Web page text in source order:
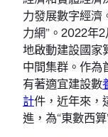
力發展數字經濟
力網”。2022年
地啟動建設國家
中間集群。作為
有著適宜建設數
計件，近年來，
進，為“東數西